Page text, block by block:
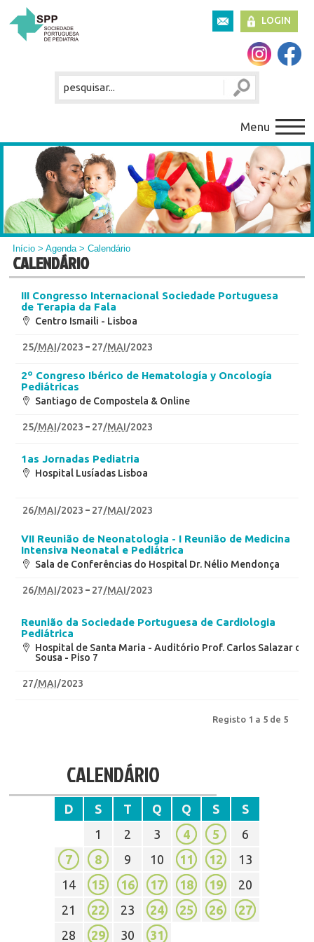
LOGIN
Menu
Início >Agenda> Calendário
CALENDÁRIO
III Congresso Internacional Sociedade Portuguesa
de Terapia da Fala
Centro Ismaili - Lisboa
25/MAI/2023 27/MAI/2023
2º Congreso Ibérico de Hematología y Oncología
Pediátricas
Santiago de Compostela & Online
25/MAI/2023 27/MAI/2023
1as Jornadas Pediatria
Hospital Lusíadas Lisboa
26/MAI/2023 27/MAI/2023
VII Reunião de Neonatologia - I Reunião de Medicina
Intensiva Neonatal e Pediátrica
Sala de Conferências do Hospital Dr. Nélio Mendonça
26/MAI/2023 27/MAI/2023
Reunião da Sociedade Portuguesa de Cardiologia
Pediátrica
Hospital de Santa Maria - Auditório Prof. Carlos Salazar de
Sousa - Piso 7
27/MAI/2023
Registo 1 a 5 de 5
CALENDÁRIO
D S T Q Q S
S
1
2 3 4 5
6
7
8 9 10 11 12
13
14
15 16 17 18 19
20
21
22 23 24 25 26
27
28
29 30 31